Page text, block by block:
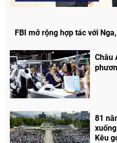
FBI mở rộng hợp tác với
Châu
81
Kêu